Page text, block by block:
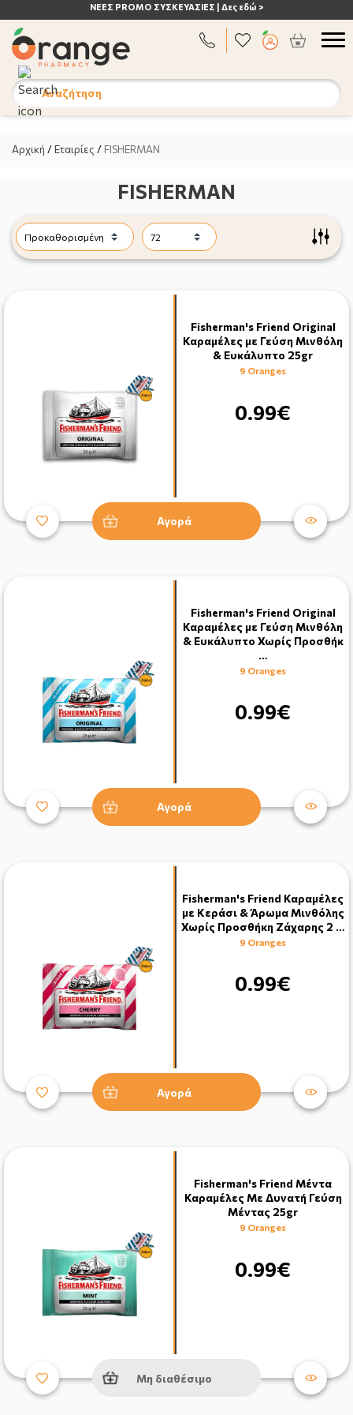
ΑΝΟΣΟΠΟΙΗΤΙΚΟ | Δες εδώ >
Αναζήτηση
Αρχική /Εταιρίες / FISHERMAN
FISHERMAN
Fisherman's Friend Original
Καραμέλες με Γεύση Μινθόλη
& Ευκάλυπτο 25gr
9 Oranges
0.99€
Αγορά
Fisherman's Friend Original
Καραμέλες με Γεύση Μινθόλη
& Ευκάλυπτο Χωρίς Προσθήκ
…
9 Oranges
0.99€
Αγορά
Fisherman's Friend Καραμέλες
με Κεράσι & Άρωμα Μινθόλης
Χωρίς Προσθήκη Ζάχαρης 2 …
9 Oranges
0.99€
Αγορά
Fisherman's Friend Μέντα
Καραμέλες Με Δυνατή Γεύση
Μέντας 25gr
9 Oranges
0.99€
Μη διαθέσιμο